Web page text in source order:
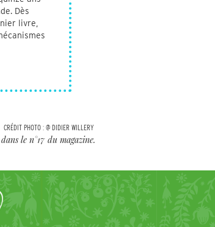
Dès
livre,
CRÉDIT PHOTO : @ DIDIER WILLERY
le n°17 du magazine.